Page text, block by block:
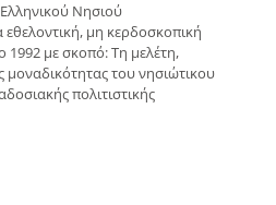
Νησιού
εθελοντική, μη κερδοσκοπική
με σκοπό: Τη μελέτη,
του νησιώτικου
πολιτιστικής